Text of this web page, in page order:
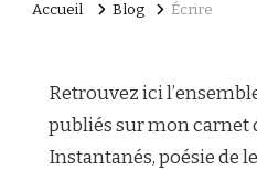
Accueil Blog Écrire
Retrouvez ici
publiés sur mon carnet
Instantanés, poésie de